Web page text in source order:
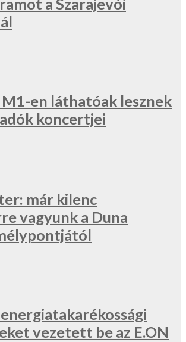
M1-en láthatóak lesznek
koncertjei
már kilenc
vagyunk a Duna
vezetett be az E.ON